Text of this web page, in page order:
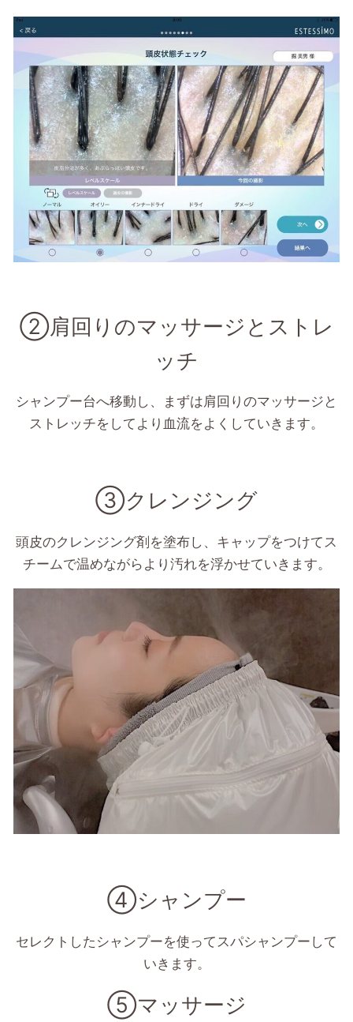
②肩回りのマッサージとストレ
ッチ
シャンプー台へ移動し、まずは肩回りのマッサージと
ストレッチをしてより血流をよくしていきます。
③クレンジング
頭皮のクレンジング剤を塗布し、キャップをつけてス
チームで温めながらより汚れを浮かせていきます。
④シャンプー
セレクトしたシャンプーを使ってスパシャンプーして
いきます。
⑤マッサージ